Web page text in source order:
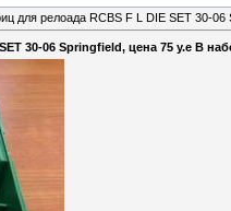
для релоада RCBS F L DIE SET 30-
30-06 Springfield, цена 75 у.е В